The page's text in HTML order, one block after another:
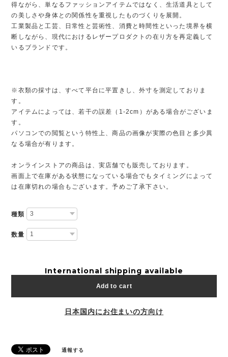
得ながら、単なるファッションアイテムではなく、生活道具として
の美しさや身体との関係性を重視したものづくりを展開。
工業製品と工芸、日常性と芸術性、消費と時間性といった境界を横
断しながら、現代におけるレザープロダクトの在り方を再定義して
いるブランドです。
※衣類の採寸は、すべて平台に平置きし、外寸を測定しておりま
す。
アイテムによっては、若干の誤差（1-2cm）がある場合がございま
す。
パソコンでの閲覧という特性上、商品の画像が実際の色目と多少異
なる場合が有ります。
オンラインストアの商品は、実店舗でも販売しております。
画面上で在庫がある状態になっている場合でもタイミングによって
は在庫切れの場合もございます。予めご了承下さい。
種類
数量
International shipping available
Add to cart
日本国内にお住まいの方向け
通報する